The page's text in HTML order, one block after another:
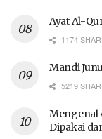
Ayat Al-
1174
Mandi
5219
Mengenal
Dipakai